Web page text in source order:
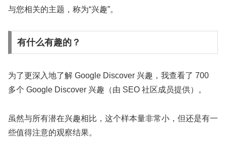
与您相关的主题，称为“兴趣”。
有什么有趣的？
为了更深入地了解 Google Discover 兴趣，我查看了 700
多个 Google Discover 兴趣（由 SEO 社区成员提供）。
虽然与所有潜在兴趣相比，这个样本量非常小，但还是有一
些值得注意的观察结果。